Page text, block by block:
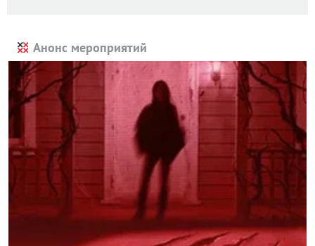
Анонс мероприятий